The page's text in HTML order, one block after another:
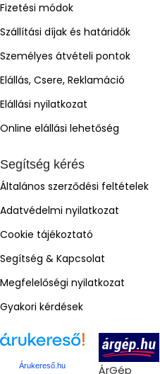
Fizetési módok
Szállítási díjak és határidők
Személyes átvételi pontok
Elállás, Csere, Reklamáció
Elállási nyilatkozat
Online elállási lehetőség
Segítség kérés
Általános szerződési feltételek
Adatvédelmi nyilatkozat
Cookie tájékoztató
Segítség & Kapcsolat
Megfelelőségi nyilatkozat
Gyakori kérdések
Árukereső.hu ÁrGép